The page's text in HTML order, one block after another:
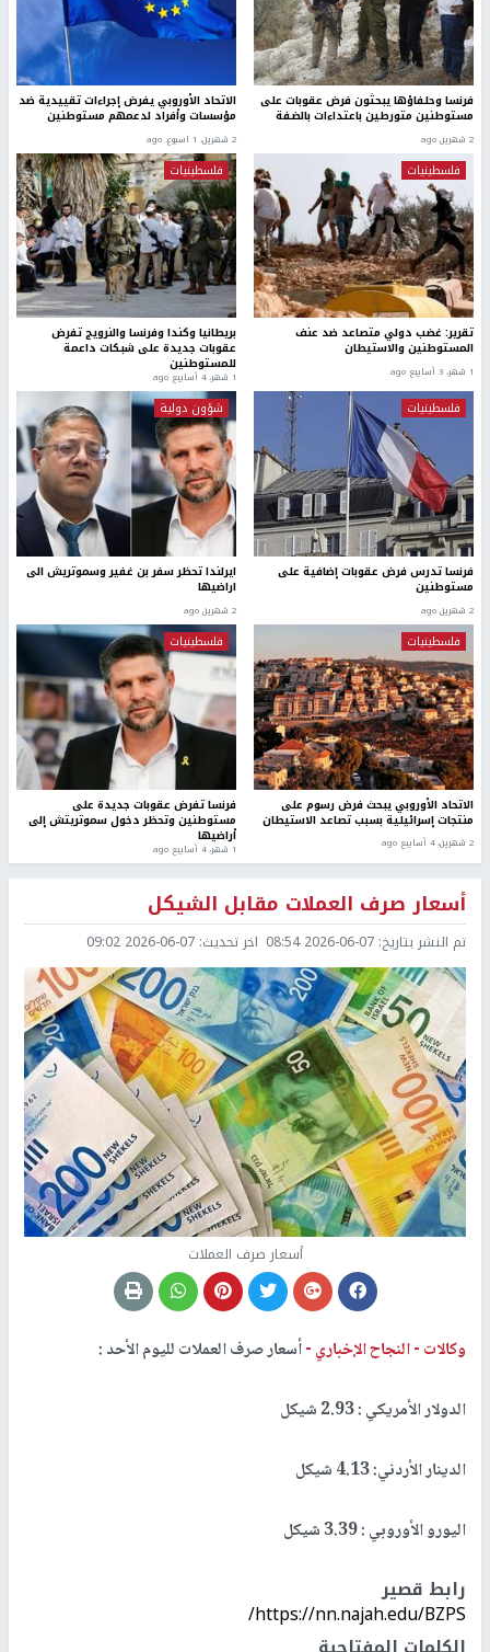
فرنسا وحلفاؤها يبحثون فرض عقوبات على
مستوطنين متورطين باعتداءات بالضفة
2 شهرين ago
الاتحاد الأوروبي يفرض إجراءات تقييدية ضد
مؤسسات وأفراد لدعمهم مستوطنين
2 شهرين، 1 اسبوع. ago
فلسطينيات
تقرير: غضب دولي متصاعد ضد عنف
المستوطنين والاستيطان
1 شهر، 3 أسابيع ago
فلسطينيات
بريطانيا وكندا وفرنسا والنرويج تفرض
عقوبات جديدة على شبكات داعمة
للمستوطنين
1 شهر، 4 أسابيع ago
فلسطينيات
فرنسا تدرس فرض عقوبات إضافية على
مستوطنين
2 شهرين ago
شؤون دولية
ايرلندا تحظر سفر بن غفير وسموتريش الى
اراضيها
2 شهرين ago
فلسطينيات
الاتحاد الأوروبي يبحث فرض رسوم على
منتجات إسرائيلية بسبب تصاعد الاستيطان
2 شهرين، 4 أسابيع ago
فلسطينيات
فرنسا تفرض عقوبات جديدة على
مستوطنين وتحظر دخول سموتريتش إلى
أراضيها
1 شهر، 4 أسابيع ago
أسعار صرف العملات مقابل الشيكل
تم النشر بتاريخ: 2026-06-07 08:54 اخر تحديث: 2026-06-07 09:02
أسعار صرف العملات
وكالات -النجاح الإخباري -أسعار صرف العملات لليوم الأحد :
الدولار الأمريكي : 2.93 شيكل
الدينار الأردني: 4.13 شيكل
اليورو الأوروبي : 3.39 شيكل
رابط قصير
https://nn.najah.edu/BZPS/